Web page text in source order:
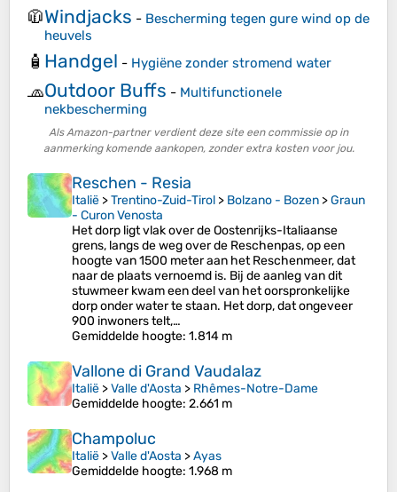
🧥Windjacks - Bescherming tegen gure wind op de
heuvels
🧴 Handgel - Hygiëne zonder stromend water
🧢Outdoor Buffs - Multifunctionele
nekbescherming
Als Amazon-partner verdient deze site een commissie op in
aanmerking komende aankopen, zonder extra kosten voor jou.
Reschen - Resia
Italië >Trentino-Zuid-Tirol > Bolzano - Bozen >Graun
- Curon Venosta
Het dorp ligt vlak over de Oostenrijks-Italiaanse
grens, langs de weg over de Reschenpas, op een
hoogte van 1500 meter aan het Reschenmeer, dat
naar de plaats vernoemd is. Bij de aanleg van dit
stuwmeer kwam een deel van het oorspronkelijke
dorp onder water te staan. Het dorp, dat ongeveer
900 inwoners telt,…
Gemiddelde hoogte: 1.814 m
Vallone di Grand Vaudalaz
Italië >Valle d'Aosta > Rhêmes-Notre-Dame
Gemiddelde hoogte: 2.661 m
Champoluc
Italië >Valle d'Aosta >Ayas
Gemiddelde hoogte: 1.968 m